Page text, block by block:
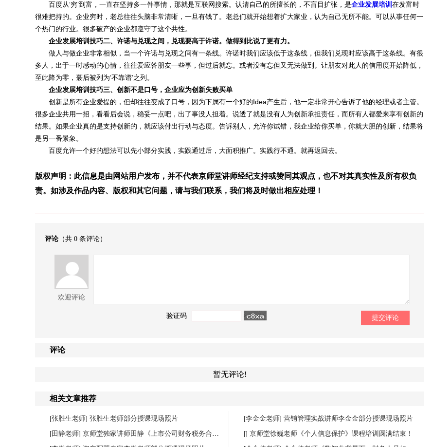
百度从‘穷’到富，一直在坚持多一件事情，那就是互联网搜索。认清自己的所擅长的，不盲目扩张，是企业发展培训 在发富时
很难把持的。企业穷时，老总往往头脑非常清晰，一旦有钱了。老总们就开始想着扩大家业，认为自己无所不能。可以从事任何一
个热门的行业。很多破产的企业都遵守了这个共性。
企业发展培训技巧二、许诺与兑现之间，兑现要高于许诺。做得到比说了更有力。
做人与做企业非常相似，当一个许诺与兑现之间有一条线。许诺时我们应该低于这条线，但我们兑现时应该高于这条线。有很
多人，出于一时感动的心情，往往爱应答朋友一些事，但过后就忘。或者没有忘但又无法做到。让朋友对此人的信用度开始降低，
至此降为零，蕞后被列为‘不靠谱’之列。
企业发展培训技巧三、创新不是口号，企业应为创新失败买单
创新是所有企业爱提的，但却往往变成了口号，因为下属有一个好的Idea产生后，他一定非常开心告诉了他的经理或者主管。
很多企业共用一招，看看后会说，稳妥一点吧，出了事没人担着。说透了就是没有人为创新承担责任，而所有人都爱来享有创新的
结果。如果企业真的是支持创新的，就应该付出行动与态度。告诉别人，允许你试错，我企业给你买单，你就大胆的创新，结果将
是另一番景象。
百度允许一个好的想法可以先小部分实践，实践通过后，大面积推广。实践行不通。就再返回去。
版权声明：此信息是由网站用户发布，并不代表京师堂讲师经纪支持或赞同其观点，也不对其真实性及所有权负
责。如涉及作品内容、版权和其它问题，请与我们联系，我们将及时做出相应处理！
评论 （共 0 条评论）
欢迎评论
验证码
评论
暂无评论!
相关文章推荐
[张胜生老师] 张胜生老师部分授课现场照片
[田静老师] 京师堂独家讲师田静《上市公司财务税务合规管理提升》课程圆满结束
[李金金老师] 营销管理实战讲师李金金部分授课现场照片
[] 京师堂徐巍老师《个人信息保护》课程培训圆满结束！